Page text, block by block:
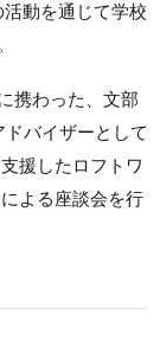
動を通じて学校
携わった、文部
バイザーとして
援したロフトワ
よる座談会を行